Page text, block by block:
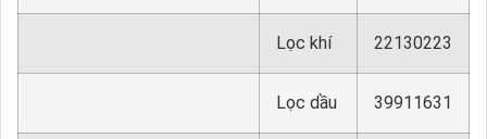
Lọc khí 22130223
Lọc dầu 39911631